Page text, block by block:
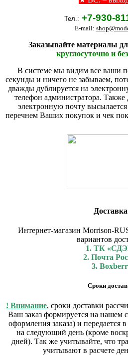
Тел.: +7-930-
E-mail:
Заказывайте материалы
круглосуточно и
В системе мы видим все ваши
секунды и ничего не забываем,
дважды дублируется на
телефон администратора.
электронную почту
перечнем Ваших покупок и чек
Интернет-магазин Morrison-
вариантов
1. ТК
2. Почта
3.
Сроки
! Внимание, сроки доставки
Ваш заказ формируется на нашем
оформления заказа) и
на следующий день (кроме
дней). Так же учитывайте, что
учитывают в расчете